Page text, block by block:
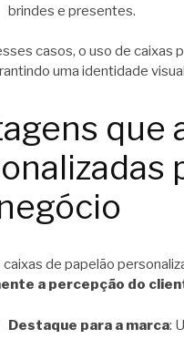
brindes e presentes.
casos, o uso de caixas
uma identidade
que
de papelão
a percepção do
Destaque para a marca: